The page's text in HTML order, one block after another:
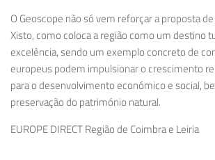
O Geoscope não só vem reforçar a proposta
Xisto, como coloca a região como um destino
excelência, sendo um exemplo concreto de
europeus podem impulsionar o crescimento
para o desenvolvimento económico e social,
preservação do património natural.
EUROPE DIRECT Região de Coimbra e Leiria